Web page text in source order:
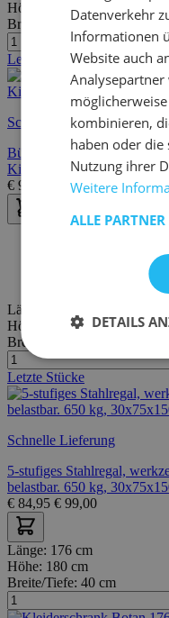
Höhe:
165 cm
Breite/Tiefe:31 cm
Letzte Stücke
Schnelle Lieferung
Bücherregal |
Kiefer
€ 96,95 142,00
Kostenlose Lieferung
Kostenloser Kauf
Länge:
Höhe:
150 cm
Breite/Tiefe:
Letzte Stücke
Schnelle Lieferung
5-stufiges Stahlregal,
belastbar. 650 kg,
€ 84,95 € 99,00
Länge: 176 cm
Höhe: 180 cm
Breite/Tiefe: 40 cm
Datenverkehr
Informationen
Website auch
Analysepartner
kombinieren,
haben oder die
Nutzung ihrer
Weitere
ALLE
DETAILS